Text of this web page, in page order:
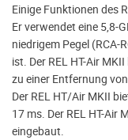
Einige Funktionen des
Er verwendet eine 5,8-
niedrigem Pegel (RCA-
ist. Der REL HT-Air
zu einer Entfernung
Der REL HT/Air MKII
17 ms. Der REL HT-Air
eingebaut.